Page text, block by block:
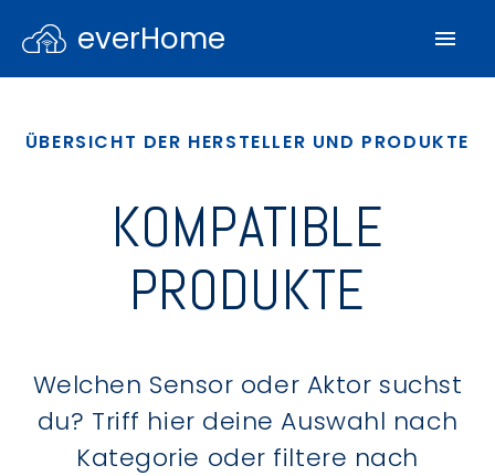
everHome
ÜBERSICHT DER HERSTELLER UND PRODUKTE
KOMPATIBLE
PRODUKTE
Welchen Sensor oder Aktor suchst
du? Triff hier deine Auswahl nach
Kategorie oder filtere nach